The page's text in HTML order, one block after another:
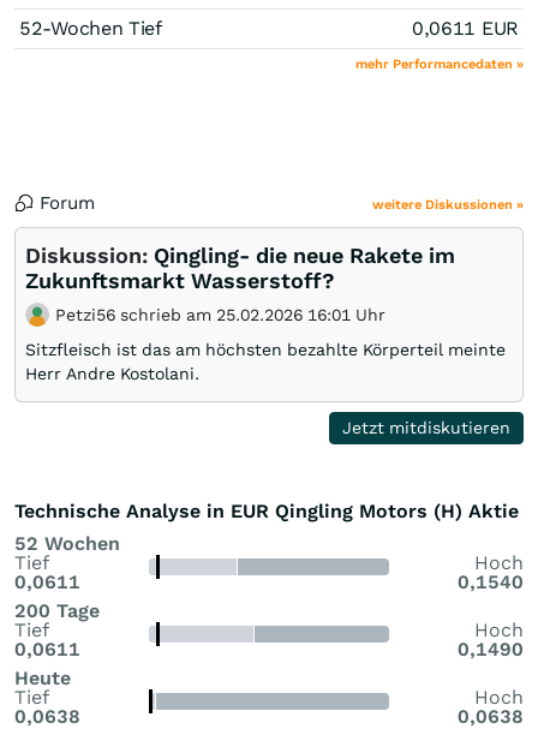
52-Wochen Tief 0,0611 EUR
mehr Performancedaten »
Forum weitere Diskussionen »
Diskussion: Qingling- die neue Rakete im
Zukunftsmarkt Wasserstoff?
Petzi56 schrieb am 25.02.2026 16:01 Uhr
Sitzfleisch ist das am höchsten bezahlte Körperteil meinte
Herr Andre Kostolani.
Jetzt mitdiskutieren
Technische Analyse in EUR Qingling Motors (H) Aktie
52 Wochen
Tief
0,0611
Hoch
0,1540
200 Tage
Tief
0,0611
Hoch
0,1490
Heute
Tief
0,0638
Hoch
0,0638